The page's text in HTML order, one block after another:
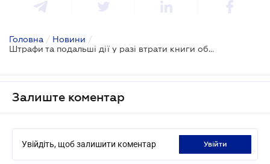
Головна / Новини /
Штрафи та подальші дії у разі втрати книги обліку доходів і витрат
Залиште коментар
Увійдіть, щоб залишити коментар увійти